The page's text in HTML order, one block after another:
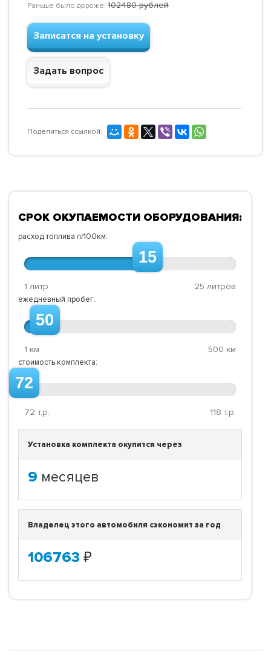
Раньше было дороже: 102480рублей
Записатся на установку
Задать вопрос
Поделиться ссылкой:
СРОК ОКУПАЕМОСТИ ОБОРУДОВАНИЯ:
расход топлива л/100км:
15
1 литр 25 литров
ежедневный пробег:
50
1 км 500 км
стоимость комплекта:
72
72 т.р. 118 т.р.
Установка комплекта окупится через
9 месяцев
Владелец этого автомобиля сэкономит за год
106763 ₽